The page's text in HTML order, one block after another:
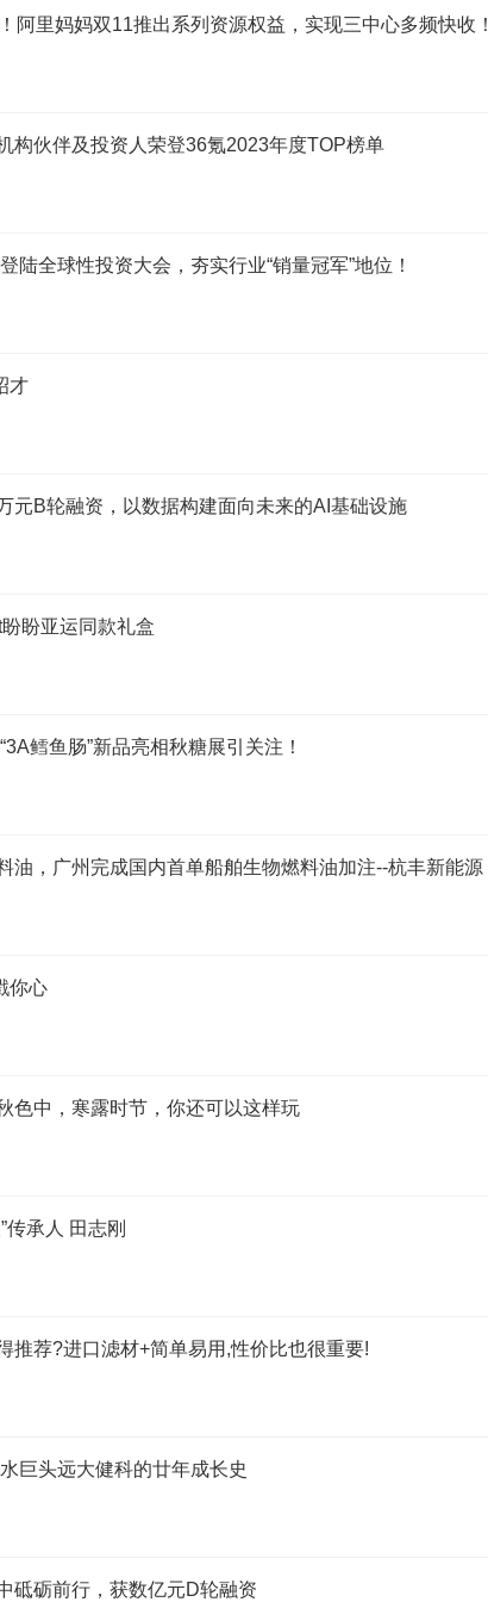
阿里妈妈双11推出系列资源权益，实现三中心多频快收！
构伙伴及投资人荣登36氪2023年度TOP榜单
陆全球性投资大会，夯实行业“销量冠军”地位！
才
元B轮融资，以数据构建面向未来的AI基础设施
盼亚运同款礼盒
鳕鱼肠”新品亮相秋糖展引关注！
油，广州完成国内首单船舶生物燃料油加注--杭丰新能源
你心
色中，寒露时节，你还可以这样玩
传承人 田志刚
推荐?进口滤材+简单易用,性价比也很重要!
巨头远大健科的廿年成长史
砥砺前行，获数亿元D轮融资